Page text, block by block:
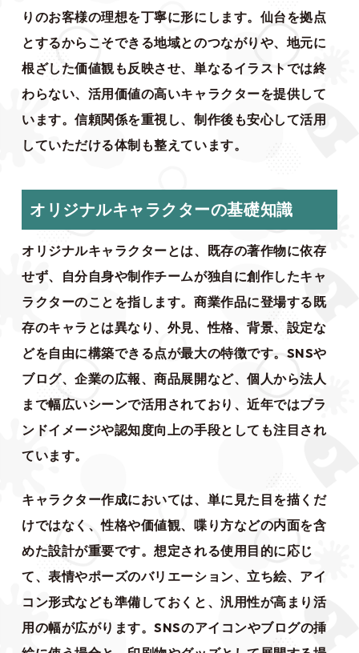
りのお客様の理想を丁寧に形にします。仙台を拠点
とするからこそできる地域とのつながりや、地元に
根ざした価値観も反映させ、単なるイラストでは終
わらない、活用価値の高いキャラクターを提供して
います。信頼関係を重視し、制作後も安心して活用
していただける体制も整えています。
オリジナルキャラクターの基礎知識
オリジナルキャラクターとは、既存の著作物に依存
せず、自分自身や制作チームが独自に創作したキャ
ラクターのことを指します。商業作品に登場する既
存のキャラとは異なり、外見、性格、背景、設定な
どを自由に構築できる点が最大の特徴です。SNSや
ブログ、企業の広報、商品展開など、個人から法人
まで幅広いシーンで活用されており、近年ではブラ
ンドイメージや認知度向上の手段としても注目され
ています。
キャラクター作成においては、単に見た目を描くだ
けではなく、性格や価値観、喋り方などの内面を含
めた設計が重要です。想定される使用目的に応じ
て、表情やポーズのバリエーション、立ち絵、アイ
コン形式なども準備しておくと、汎用性が高まり活
用の幅が広がります。SNSのアイコンやブログの挿